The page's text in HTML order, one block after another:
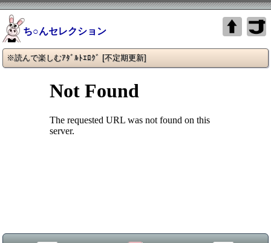
ち○んセレクション
※読んで楽しむｱﾀﾞﾙﾄｴﾛｸﾞ [不定期更新]